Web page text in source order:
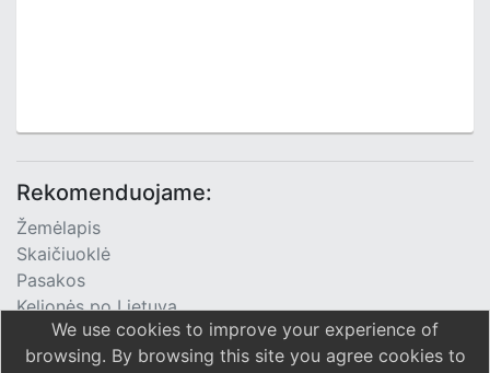
Rekomenduojame:
Žemėlapis
Skaičiuoklė
Pasakos
Kelionės po Lietuvą
TV Programa
We use cookies to improve your experience of
browsing. By browsing this site you agree cookies to